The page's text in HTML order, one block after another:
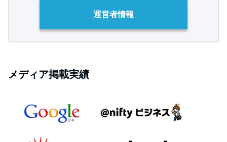
運営者情報
メディア掲載実績